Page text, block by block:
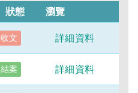
狀態
瀏覽
收文 詳細資料
結案 詳細資料